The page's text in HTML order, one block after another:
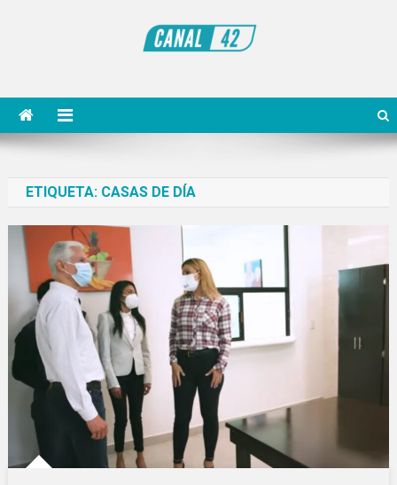
ETIQUETA: CASAS DE DÍA